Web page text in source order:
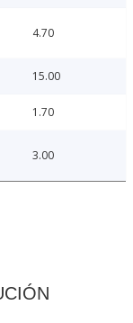
4.70
15.00
1.70
3.00